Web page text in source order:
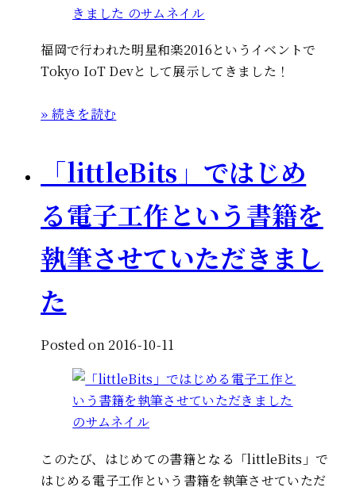
福岡で行われた明星和楽2016というイベントで
Tokyo IoT Devとして展示してきました！
» 続きを読む
「littleBits」ではじめ
る電子工作という書籍を
執筆させていただきまし
た
Posted on 2016-10-11
このたび、はじめての書籍となる「littleBits」で
はじめる電子工作という書籍を執筆させていただ